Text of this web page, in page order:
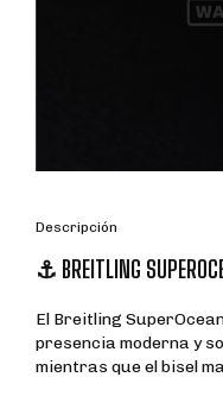
Descripción
⚓ BREITLING
El Breitling
presencia moderna y
mientras que el bisel